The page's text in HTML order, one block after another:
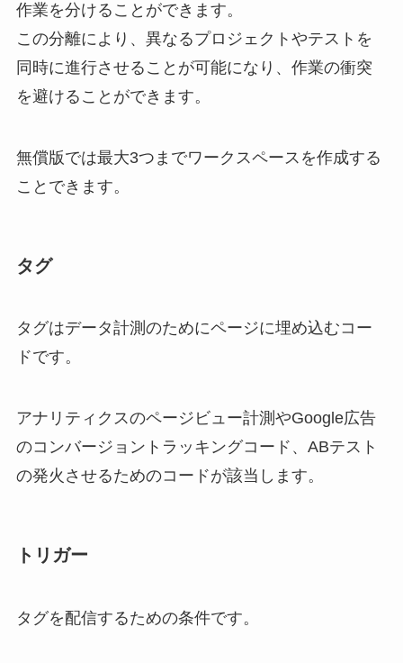
作業を分けることができます。
この分離により、異なるプロジェクトやテストを
同時に進行させることが可能になり、作業の衝突
を避けることができます。
無償版では最大3つまでワークスペースを作成する
ことできます。
タグ
タグはデータ計測のためにページに埋め込むコー
ドです。
アナリティクスのページビュー計測やGoogle広告
のコンバージョントラッキングコード、ABテスト
の発火させるためのコードが該当します。
トリガー
タグを配信するための条件です。